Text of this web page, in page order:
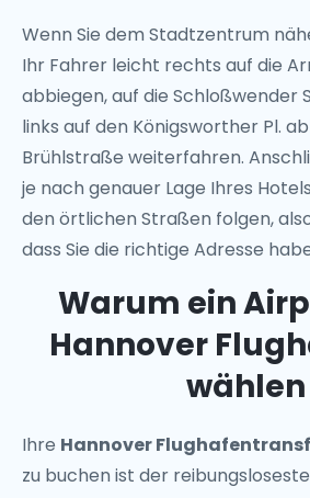
Wenn Sie dem Stadtzentrum
Ihr Fahrer leicht rechts auf die
abbiegen, auf die Schloßwender
links auf den Königsworther Pl.
Brühlstraße weiterfahren.
je nach genauer Lage Ihres
den örtlichen Straßen folgen,
dass Sie die richtige Adresse
Warum ein
Hannover
wählen
Ihre Hannover
zu buchen ist der